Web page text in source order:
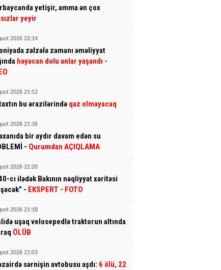
yetişir, amma ən çox
yeyir
2026 22:14
zəlzələ zamanı əməliyyat
həyəcan dolu anlar yaşandı -
2026 21:52
bu ərazilərində qaz olmayacaq
2026 21:36
bir aydır davam edən su
- Qurumdan AÇIQLAMA
2026 21:20
cı ilədək Bakının nəqliyyat xəritəsi
- EKSPERT - FOTO
2026 21:18
uşaq velosepedlə traktorun altında
ÖLÜB
2026 21:03
sərnişin avtobusu aşdı: 6 ölü, 22